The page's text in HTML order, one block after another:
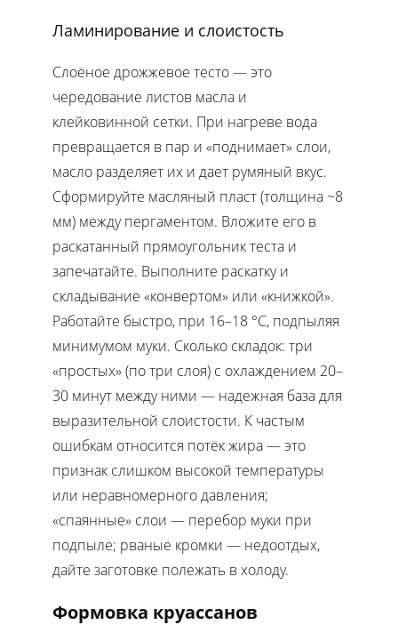
Ламинирование и слоистость
Слоёное дрожжевое тесто — это
чередование листов масла и
клейковинной сетки. При нагреве вода
превращается в пар и «поднимает» слои,
масло разделяет их и дает румяный вкус.
Сформируйте масляный пласт (толщина ~8
мм) между пергаментом. Вложите его в
раскатанный прямоугольник теста и
запечатайте. Выполните раскатку и
складывание «конвертом» или «книжкой».
Работайте быстро, при 16–18 °C, подпыляя
минимумом муки. Сколько складок: три
«простых» (по три слоя) с охлаждением 20–
30 минут между ними — надежная база для
выразительной слоистости. К частым
ошибкам относится потёк жира — это
признак слишком высокой температуры
или неравномерного давления;
«спаянные» слои — перебор муки при
подпыле; рваные кромки — недоотдых,
дайте заготовке полежать в холоду.
Формовка круассанов